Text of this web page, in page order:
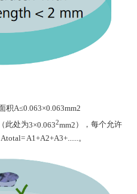
积A≤0.063×0.063mm2
（此处为3×0.0632mm2 ），每个允许
Atotal= A1+A2+A3+...... 。